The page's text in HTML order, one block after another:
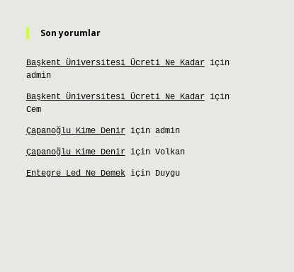
Son yorumlar
Başkent Üniversitesi Ücreti Ne Kadariçin
admin
Başkent Üniversitesi Ücreti Ne Kadariçin
Cem
Çapanoğlu Kime Deniriçin admin
Çapanoğlu Kime Deniriçin Volkan
Entegre Led Ne Demekiçin Duygu